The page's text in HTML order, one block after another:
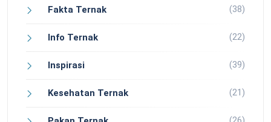
Fakta Ternak (38)
Info Ternak (22)
Inspirasi (39)
Kesehatan Ternak (21)